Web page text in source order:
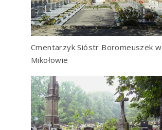
Cmentarzyk Sióstr Boromeuszek w
Mikołowie